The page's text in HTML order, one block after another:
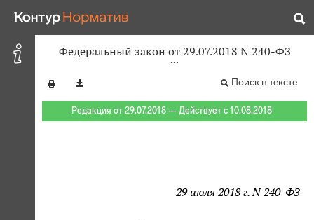
Федеральный закон от 29.07.2018 N 240-ФЗ
Поиск в тексте
Редакция от 29.07.2018 — Действует с 10.08.2018
29 июля 2018 г. N 240-ФЗ